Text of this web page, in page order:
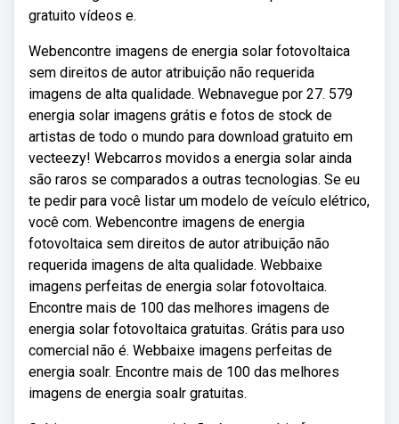
gratuito vídeos e.
Webencontre imagens de energia solar fotovoltaica
sem direitos de autor atribuição não requerida
imagens de alta qualidade. Webnavegue por 27. 579
energia solar imagens grátis e fotos de stock de
artistas de todo o mundo para download gratuito em
vecteezy! Webcarros movidos a energia solar ainda
são raros se comparados a outras tecnologias. Se eu
te pedir para você listar um modelo de veículo elétrico,
você com. Webencontre imagens de energia
fotovoltaica sem direitos de autor atribuição não
requerida imagens de alta qualidade. Webbaixe
imagens perfeitas de energia solar fotovoltaica.
Encontre mais de 100 das melhores imagens de
energia solar fotovoltaica gratuitas. Grátis para uso
comercial não é. Webbaixe imagens perfeitas de
energia soalr. Encontre mais de 100 das melhores
imagens de energia soalr gratuitas.